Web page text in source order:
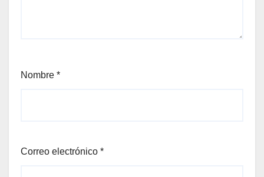
Nombre *
Correo electrónico *